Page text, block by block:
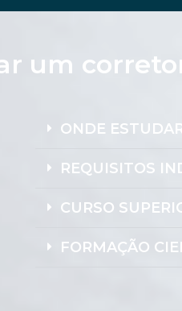
um
ONDE
REQUISITOS
CURSO
FORMAÇÃO